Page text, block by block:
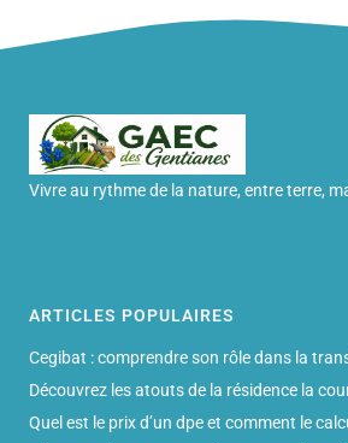
Vivre au rythme de la nature, entre terre,
ARTICLES POPULAIRES
Cegibat : comprendre son rôle dans la
Découvrez les atouts de la résidence la
Quel est le prix d’un dpe et comment le